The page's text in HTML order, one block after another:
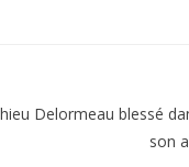
Delormeau blessé
son